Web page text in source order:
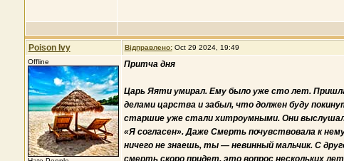
Poison Ivy Відправлено: Oct 29 2024, 19:49
Offline
Притча дня
Царь Яяти умирал. Ему было уже сто лет.
делами царства и забыл, что должен буду
старшие уже стали хитроумными. Они
«Я согласен». Даже Смерть почувствовала к
ничего не знаешь, ты — невинный мальчик. С
смерть скоро придет, это вопрос нескольких